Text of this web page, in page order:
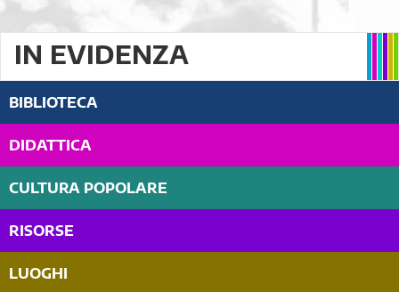
IN EVIDENZA
BIBLIOTECA
DIDATTICA
CULTURA POPOLARE
RISORSE
LUOGHI